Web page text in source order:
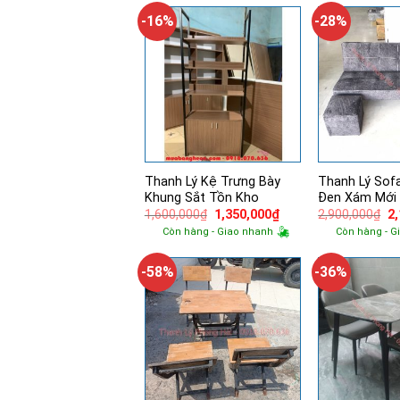
4,370,000₫.
-16%
Thanh Lý Kệ Trưng Bày
Khung Sắt Tồn Kho
1,600,000₫ Giá
gốc
là:
1,350,000₫Giá
hiện
tại
1,350,000₫.
Còn hàng - Giao nhanh
-28%
Thanh Lý
Đen Xám Mới
2,900,000₫
là:
Còn hàng -
-58% -36%